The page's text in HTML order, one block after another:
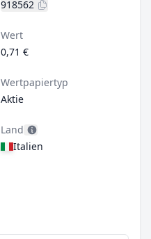
918562
Wert
0,71 €
Wertpapiertyp
Aktie
Land
Italien